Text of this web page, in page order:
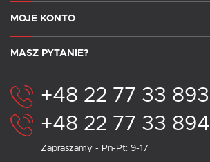
MOJE KONTO
MASZ PYTANIE?
+48 22 77 33 893
+48 22 77 33 894
Zapraszamy - Pn-Pt: 9-17